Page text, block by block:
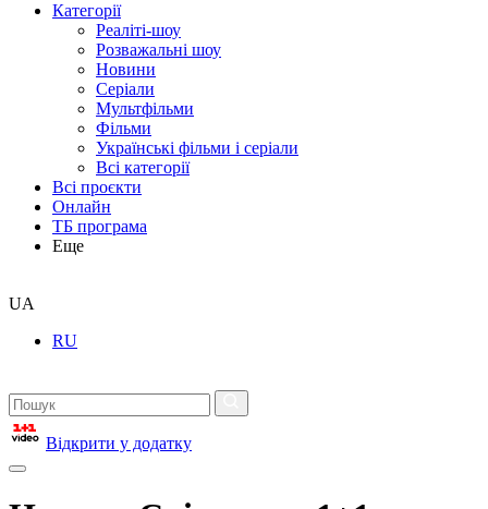
Категорії
Реаліті-шоу
Розважальні шоу
Новини
Серіали
Мультфільми
Фільми
Українські фільми і серіали
Всі категорії
Всі проєкти
Онлайн
ТБ програма
Еще
UA
RU
Відкрити у додатку